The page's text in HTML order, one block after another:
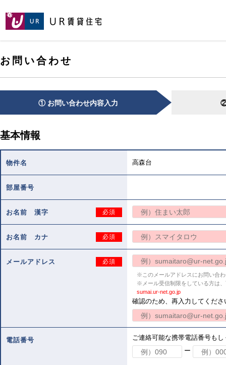
[こ
ヘ
ッ
ダ
お問い合わせ
[こ
か
文
す。]
か
イ
コ
ツ
す。]
① お問い合わせ内容入力 ②
基本情報
物件名 高森台
部屋番号
お名前 漢字 必須
お名前 カナ 必須
メールアドレス 必須
※このメールアドレスにお問い合
※メール受信制限をしている方は
sumai.ur-net.go.jp
確認のため、再入力してくださ
電話番号
ご連絡可能な携帯電話番号も
ー
ペ
先
頭
へ